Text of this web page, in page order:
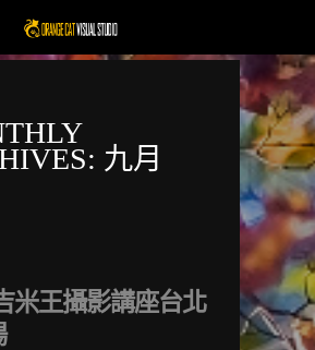
九月
米王攝影講座台北